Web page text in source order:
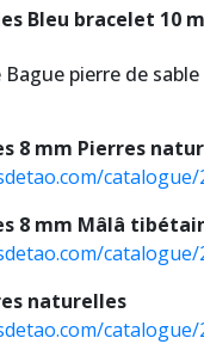
Bleu bracelet 10
pierre de
8 mm Pierres
8 mm Mâlâ
naturelles